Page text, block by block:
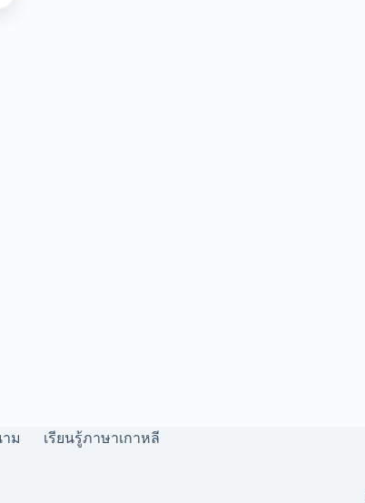
าม เรียนรู้ภาษาเกาหลี